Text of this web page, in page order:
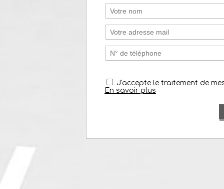
J'accepte le traitement de
En savoir plus